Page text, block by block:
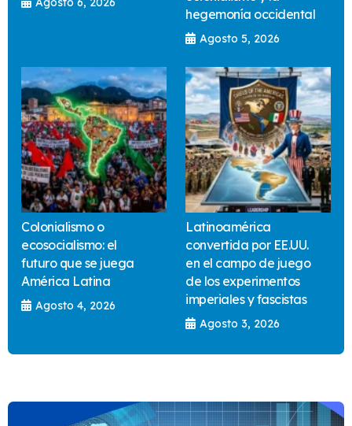
hegemonía occidental
Agosto 5, 2026
Colonialismo o
ecosocialismo: el
futuro que se juega
América Latina
Agosto 4, 2026
Latinoamérica
convertida por EE.UU.
en el campo de juego
de los experimentos
imperiales y fascistas
Agosto 3, 2026